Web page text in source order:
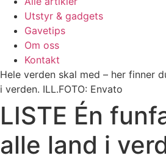
Utstyr & gadgets
Gavetips
Om oss
Kontakt
Hele verden skal med – her finner
i verden. ILL.FOTO: Envato
LISTE Én
alle land i